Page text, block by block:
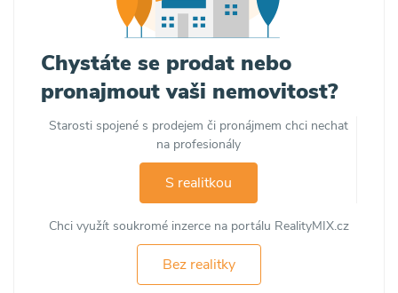
Chystáte se prodat nebo
pronajmout vaši nemovitost?
Starosti spojené s prodejem či pronájmem chci nechat
na profesionály
S realitkou
Chci využít soukromé inzerce na portálu RealityMIX.cz
Bez realitky